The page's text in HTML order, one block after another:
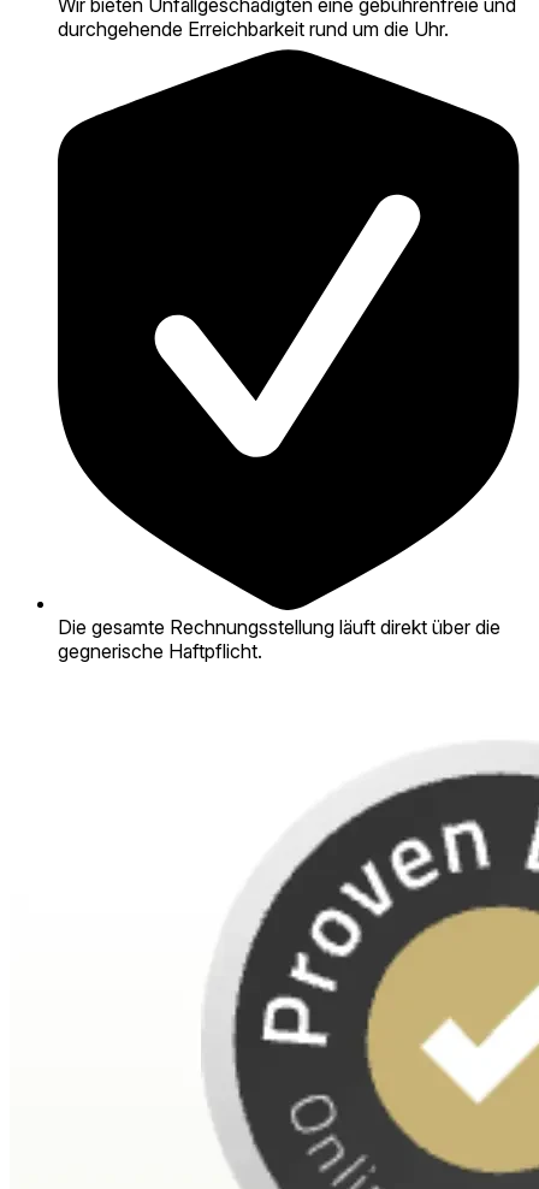
Wir bieten Unfallgeschädigten eine gebührenfreie und
durchgehende Erreichbarkeit rund um die Uhr.
Die gesamte Rechnungsstellung läuft direkt über die
gegnerische Haftpflicht.